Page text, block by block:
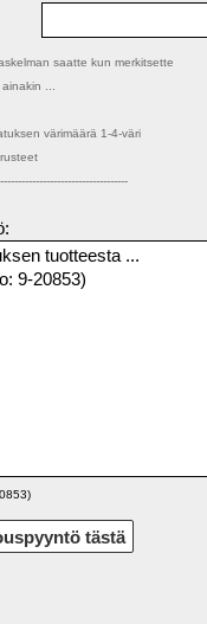
saatte kun merkitsette
...
värimäärä 1-4-väri